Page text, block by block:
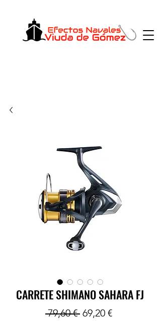
CARRETE SHIMANO SAHARA FJ
79,60 € Precio
69,20 €Precio